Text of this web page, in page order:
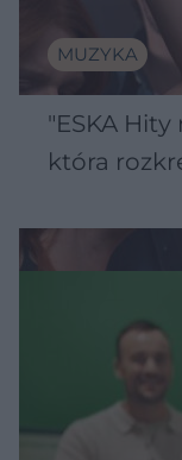
MUZYKA
"ESKA Hity
która